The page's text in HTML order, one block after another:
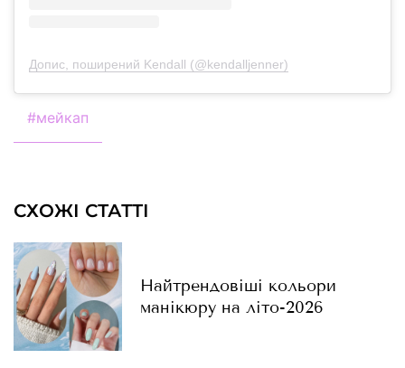
Допис, поширений Kendall (@kendalljenner)
#мейкап
СХОЖІ СТАТТІ
Найтрендовіші кольори
манікюру на літо-2026